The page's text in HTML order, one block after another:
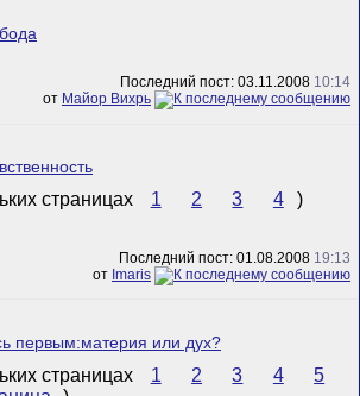
Последний пост: 03.11.2008 10:14
от Майор Вихрь
1 2 3 4 )
Последний пост: 01.08.2008 19:13
от Imaris
первым:материя или дух?
1 2 3 4
5